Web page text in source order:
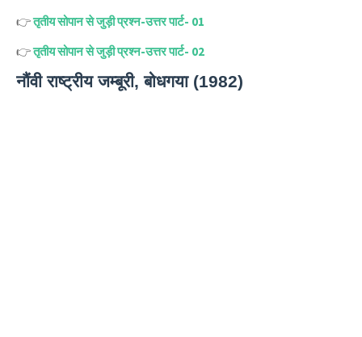
👉तृतीय सोपान से जुड़ी प्रश्न-उत्तर पार्ट- 01
👉तृतीय सोपान से जुड़ी प्रश्न-उत्तर पार्ट- 02
नौंवी राष्ट्रीय जम्बूरी, बोधगया (1982)